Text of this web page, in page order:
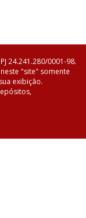
24.241.280/0001-98.
"site" somente
exibição.